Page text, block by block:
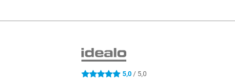
5 Sterne 5,0/ 5,0